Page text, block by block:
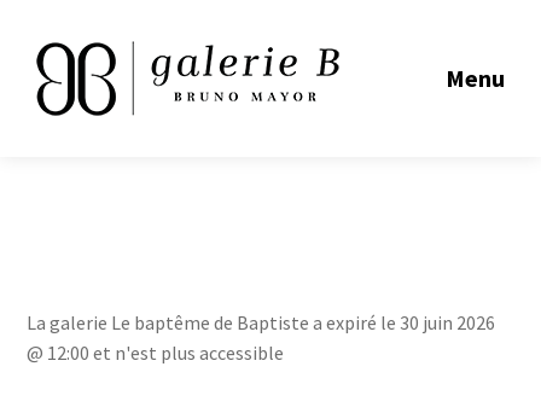
Menu
La galerie Le baptême de Baptiste a expiré le 30 juin 2026
@ 12:00 et n'est plus accessible